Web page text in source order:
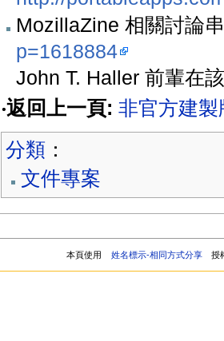
MozillaZine 相關討論
p=1618884
John T. Haller 前輩在
‧返回上一頁: 非官方建製
分類 ：
文件專案
本頁使用 姓名標示-相同方式分享 授